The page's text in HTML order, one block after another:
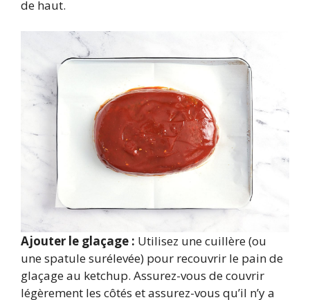
de haut.
Ajouter le glaçage : Utilisez une cuillère (ou
une spatule surélevée) pour recouvrir le pain de
glaçage au ketchup. Assurez-vous de couvrir
légèrement les côtés et assurez-vous qu’il n’y a